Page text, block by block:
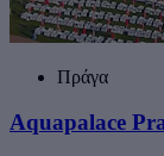
Πράγα
Aquapalace